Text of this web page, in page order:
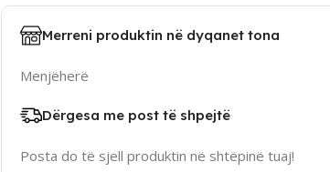
Merreni produktin në dyqanet tona
Menjëherë
Dërgesa me post të shpejtë
Posta do të sjell produktin në shtëpinë tuaj!